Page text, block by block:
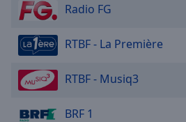
Done
Modal
Dialog
Radio FG
RTBF - La Première
RTBF - Musiq3
BRF 1